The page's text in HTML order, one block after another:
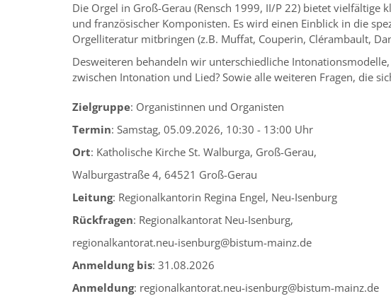
Die Orgel in Groß-Gerau (Rensch 1999, II/P 22) bietet
und französischer Komponisten. Es wird einen Einblick in die
Orgelliteratur mitbringen (z.B. Muffat, Couperin, Clérambault,
Desweiteren behandeln wir unterschiedliche
zwischen Intonation und Lied? Sowie alle weiteren Fragen, die
Zielgruppe: Organistinnen und Organisten
Termin: Samstag, 05.09.2026, 10:30 - 13:00 Uhr
Ort: Katholische Kirche St. Walburga, Groß-Gerau,
Walburgastraße 4, 64521 Groß-Gerau
Leitung: Regionalkantorin Regina Engel, Neu-Isenburg
Rückfragen: Regionalkantorat Neu-Isenburg,
regionalkantorat.neu-isenburg@bistum-mainz.de
Anmeldung bis: 31.08.2026
Anmeldung: regionalkantorat.neu-isenburg@bistum-mainz.de